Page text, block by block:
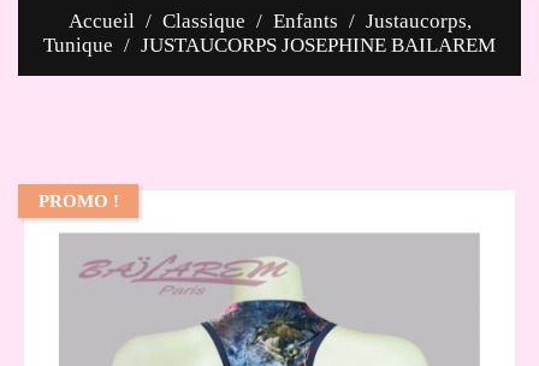
Accueil Classique Enfants
Justaucorps,
Tunique
JUSTAUCORPS JOSEPHINE BAILAREM
PROMO !